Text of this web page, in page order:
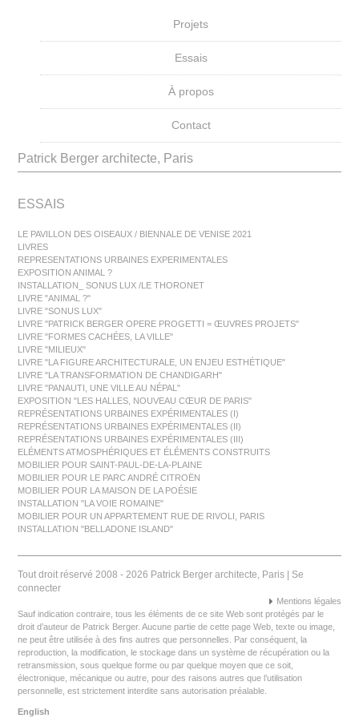
Projets
Essais
À propos
Contact
Patrick Berger architecte, Paris
ESSAIS
LE PAVILLON DES OISEAUX / BIENNALE DE VENISE 2021
LIVRES
REPRESENTATIONS URBAINES EXPERIMENTALES
EXPOSITION ANIMAL ?
INSTALLATION_ SONUS LUX /LE THORONET
LIVRE "ANIMAL ?"
LIVRE "SONUS LUX"
LIVRE "PATRICK BERGER OPERE PROGETTI = ŒUVRES PROJETS"
LIVRE "FORMES CACHÉES, LA VILLE"
LIVRE "MILIEUX"
LIVRE "LA FIGURE ARCHITECTURALE, UN ENJEU ESTHÉTIQUE"
LIVRE "LA TRANSFORMATION DE CHANDIGARH"
LIVRE "PANAUTI, UNE VILLE AU NÉPAL"
EXPOSITION "LES HALLES, NOUVEAU CŒUR DE PARIS"
REPRÉSENTATIONS URBAINES EXPÉRIMENTALES (I)
REPRÉSENTATIONS URBAINES EXPÉRIMENTALES (II)
REPRÉSENTATIONS URBAINES EXPÉRIMENTALES (III)
ELÉMENTS ATMOSPHÉRIQUES ET ÉLÉMENTS CONSTRUITS
MOBILIER POUR SAINT-PAUL-DE-LA-PLAINE
MOBILIER POUR LE PARC ANDRÉ CITROËN
MOBILIER POUR LA MAISON DE LA POÉSIE
INSTALLATION "LA VOIE ROMAINE"
MOBILIER POUR UN APPARTEMENT RUE DE RIVOLI, PARIS
INSTALLATION "BELLADONE ISLAND"
Tout droit réservé 2008 - 2026 Patrick Berger architecte, Paris | Se
connecter
Mentions légales
Sauf indication contraire, tous les éléments de ce site Web sont protégés par le
droit d’auteur de Patrick Berger. Aucune partie de cette page Web, texte ou image,
ne peut être utilisée à des fins autres que personnelles. Par conséquent, la
reproduction, la modification, le stockage dans un système de récupération ou la
retransmission, sous quelque forme ou par quelque moyen que ce soit,
électronique, mécanique ou autre, pour des raisons autres que l’utilisation
personnelle, est strictement interdite sans autorisation préalable.
English